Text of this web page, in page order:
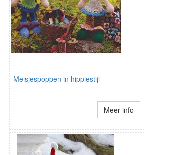
Meisjespoppen in hippiestijl
Meer info